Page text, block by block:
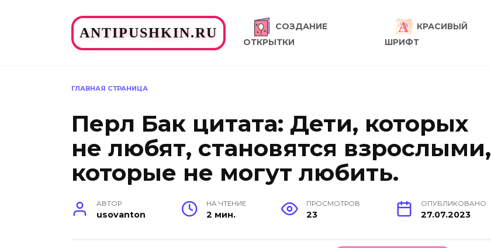
ANTIPUSHKIN.RU
СОЗДАНИЕ
ОТКРЫТКИ
КРАСИВЫЙ
ШРИФТ
ГЛАВНАЯ СТРАНИЦА
Перл Бак цитата: Дети, которых
не любят, становятся взрослыми,
которые не могут любить.
АВТОР
usovanton
НА ЧТЕНИЕ
2 мин.
ПРОСМОТРОВ
23
ОПУБЛИКОВАНО
27.07.2023